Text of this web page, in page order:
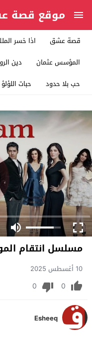
موقع قصة
قصة عشق اذا خسر
المؤسس عثمان
دين
حب بلا حدود
حبات اللؤلؤ
مسلسل انتقام
10 أغسطس 2025
0
0
Esheeq